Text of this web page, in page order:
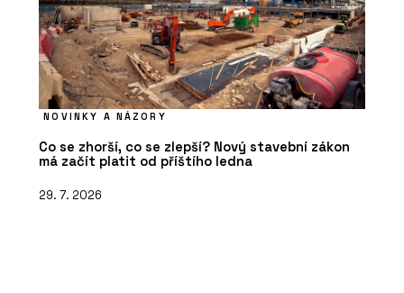
NOVINKY A NÁZORY
Co se zhorší, co se zlepší? Nový stavební zákon
má začít platit od příštího ledna
29. 7. 2026